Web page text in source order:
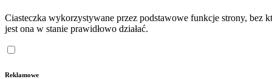
Ciasteczka wykorzystywane przez podstawowe funkcje strony, bez
jest ona w stanie prawidłowo działać.
Reklamowe